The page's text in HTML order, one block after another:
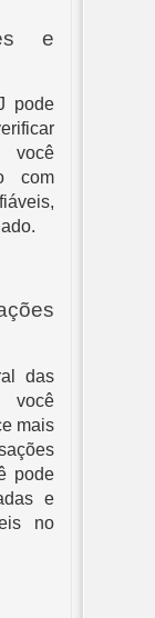
e
pode
você
com
das
você
mais
pode
e
no